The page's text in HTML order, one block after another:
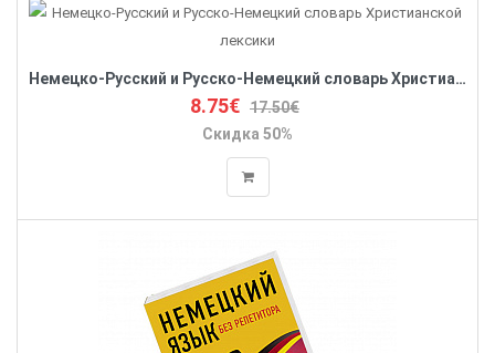
Немецко-Русский и Русско-Немецкий словарь Христианской лексики
8.75€ 17.50€
Скидка 50%